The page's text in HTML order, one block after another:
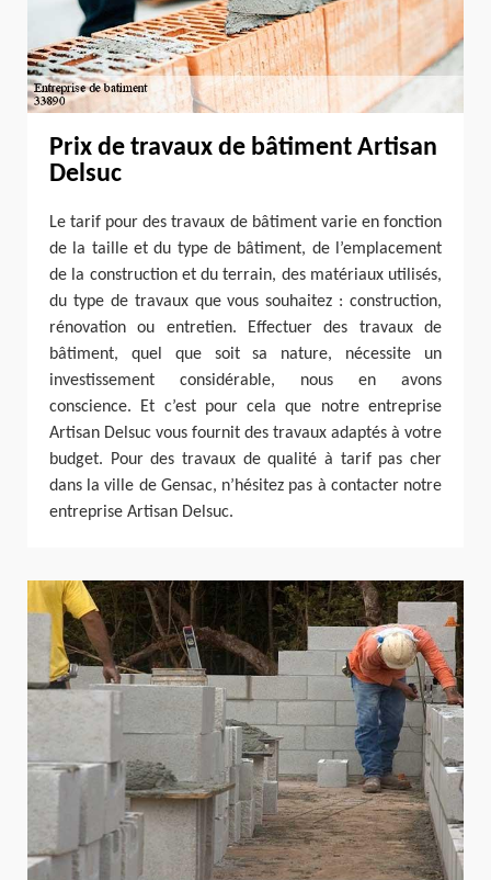
Prix de travaux de bâtiment Artisan
Delsuc
Le tarif pour des travaux de bâtiment varie en fonction
de la taille et du type de bâtiment, de l’emplacement
de la construction et du terrain, des matériaux utilisés,
du type de travaux que vous souhaitez : construction,
rénovation ou entretien. Effectuer des travaux de
bâtiment, quel que soit sa nature, nécessite un
investissement considérable, nous en avons
conscience. Et c’est pour cela que notre entreprise
Artisan Delsuc vous fournit des travaux adaptés à votre
budget. Pour des travaux de qualité à tarif pas cher
dans la ville de Gensac, n’hésitez pas à contacter notre
entreprise Artisan Delsuc.